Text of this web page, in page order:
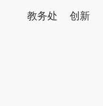
教务处
创新